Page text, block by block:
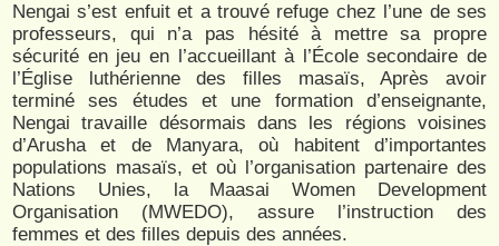
Nengai s’est enfuit et a trouvé refuge chez l’une de ses
professeurs, qui n’a pas hésité à mettre sa propre
sécurité en jeu en l’accueillant à l’École secondaire de
l’Église luthérienne des filles masaïs, Après avoir
terminé ses études et une formation d’enseignante,
Nengai travaille désormais dans les régions voisines
d’Arusha et de Manyara, où habitent d’importantes
populations masaïs, et où l’organisation partenaire des
Nations Unies, la Maasai Women Development
Organisation (MWEDO), assure l’instruction des
femmes et des filles depuis des années.